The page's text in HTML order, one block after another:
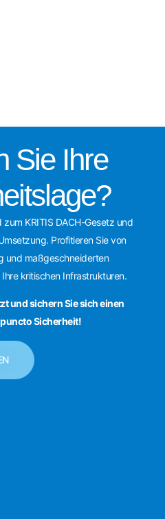
Sie Ihre
KRITIS DACH-Gesetz und
Profitieren Sie von
und maßgeschneiderten
kritischen Infrastrukturen.
und sichern Sie sich einen
Sicherheit!